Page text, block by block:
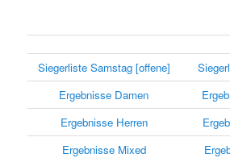
Siegerliste Samstag [offene]
Ergebnisse Damen
Ergebnisse Herren
Ergebnisse Mixed